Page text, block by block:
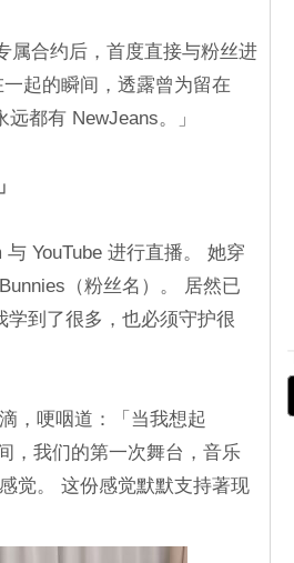
属合约后，首度直接与粉丝进
起的瞬间，透露曾为留在
都有 NewJeans。」
YouTube 进行直播。 她穿
（粉丝名）。 居然已
到了很多，也必须守护很
，哽咽道：「当我想起
，我们的第一次舞台，音乐
觉。 这份感觉默默支持著现